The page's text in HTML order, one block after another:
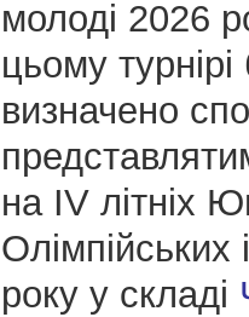
молоді 2026
цьому
визначено
на IV літніх
Олімпійських
року у складі